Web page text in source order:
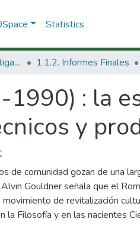
Statistics
1.1 Productos de investigación 1.1.2. Informes Finales
: la
y
de comunidad gozan de una
Gouldner señala que el
de revitalización
la Filosofía y en las nacientes